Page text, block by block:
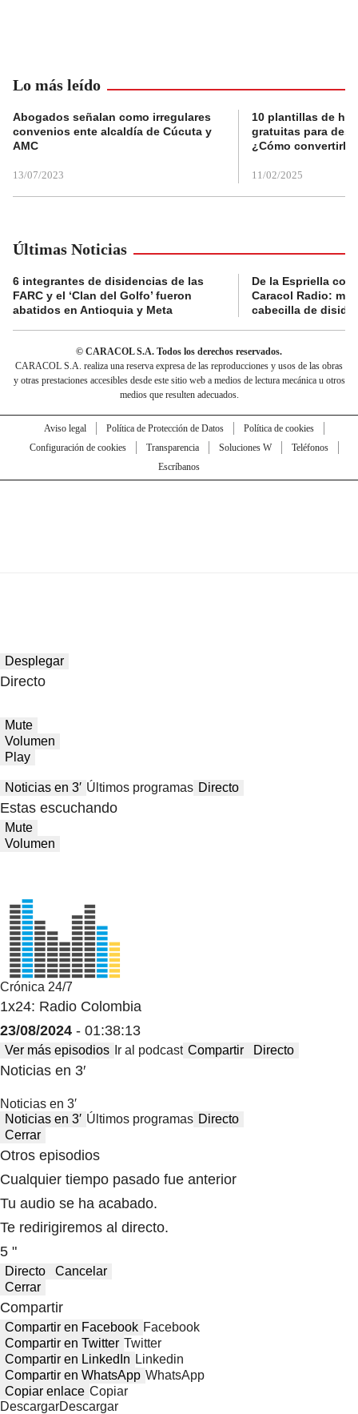
Lo más leído
Abogados señalan como irregulares
convenios ente alcaldía de Cúcuta y
AMC
13/07/2023
10 plantillas de
gratuitas para
¿Cómo convertirla
11/02/2025
Últimas Noticias
6 integrantes de disidencias de las
FARC y el ‘Clan del Golfo’ fueron
abatidos en Antioquia y Meta
De la Espriella
Caracol Radio:
cabecilla de
© CARACOL S.A. Todos los derechos reservados.
CARACOL S.A. realiza una reserva expresa de las reproducciones y usos de las obras
y otras prestaciones accesibles desde este sitio web a medios de lectura mecánica u otros
medios que resulten adecuados.
Aviso legal Política de Protección de Datos
Política de cookies
Configuración de cookies
Transparencia Soluciones W
Teléfonos
Escríbanos
Desplegar
Directo
Mute
Volumen
Play
Noticias en 3′ Últimos programas Directo
Estas escuchando
Mute
Volumen
Crónica 24/7
1x24: Radio Colombia
23/08/2024 - 01:38:13
Ver más episodios Ir al podcast Compartir Directo
Noticias en 3′
Noticias en 3′
Noticias en 3′ Últimos programas Directo
Cerrar
Otros episodios
Cualquier tiempo pasado fue anterior
Tu audio se ha acabado.
Te redirigiremos al directo.
5 "
Directo
Cancelar
Cerrar
Compartir
Compartir en Facebook Facebook
Compartir en Twitter Twitter
Compartir en LinkedIn Linkedin
Compartir en WhatsApp WhatsApp
Copiar enlace Copiar
DescargarDescargar